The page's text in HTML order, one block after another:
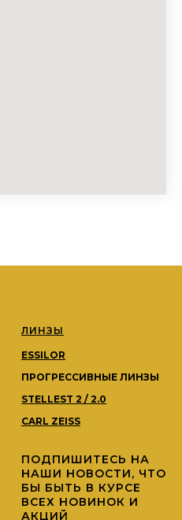
ЛИНЗЫ
ESSILOR
ПРОГРЕССИВНЫЕ ЛИНЗЫ
STELLEST 2 / 2.0
CARL ZEISS
ПОДПИШИТЕСЬ НА
НАШИ НОВОСТИ, ЧТО
БЫ БЫТЬ В КУРСЕ
ВСЕХ НОВИНОК И
АКЦИЙ